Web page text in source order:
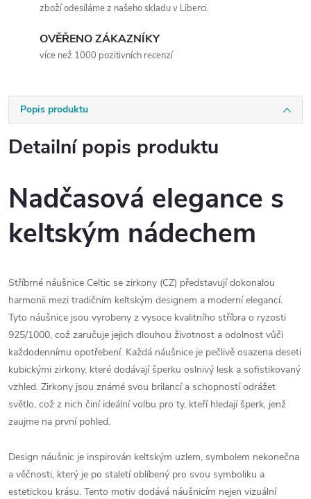
zboží odesíláme z našeho skladu v Liberci.
OVĚŘENO ZÁKAZNÍKY
více než 1000 pozitivních recenzí
Popis produktu
Detailní popis produktu
Nadčasová elegance s
keltským nádechem
Stříbrné náušnice Celtic se zirkony (CZ) představují dokonalou
harmonii mezi tradičním keltským designem a moderní elegancí.
Tyto náušnice jsou vyrobeny z vysoce kvalitního stříbra o ryzosti
925/1000, což zaručuje jejich dlouhou životnost a odolnost vůči
každodennímu opotřebení. Každá náušnice je pečlivě osazena deseti
kubickými zirkony, které dodávají šperku oslnivý lesk a sofistikovaný
vzhled. Zirkony jsou známé svou brilancí a schopností odrážet
světlo, což z nich činí ideální volbu pro ty, kteří hledají šperk, jenž
zaujme na první pohled.
Design náušnic je inspirován keltským uzlem, symbolem nekonečna
a věčnosti, který je po staletí oblíbený pro svou symboliku a
estetickou krásu. Tento motiv dodává náušnicím nejen vizuální